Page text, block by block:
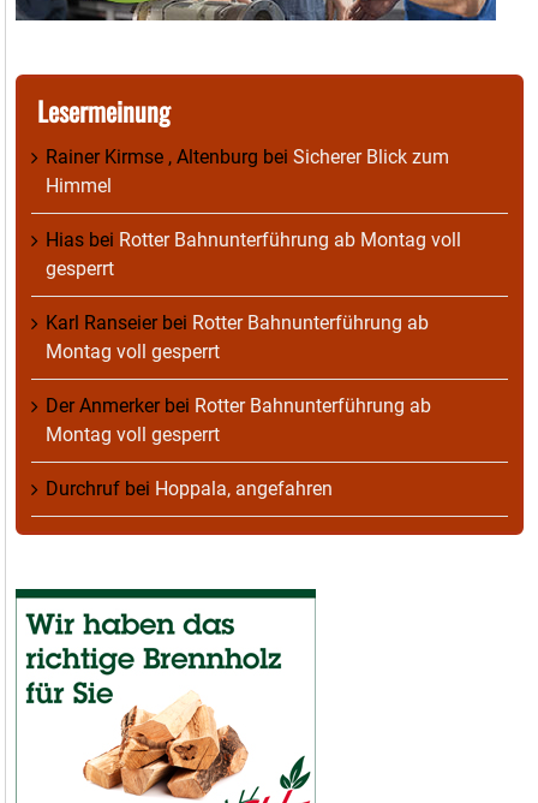
Lesermeinung
Rainer Kirmse , Altenburg bei Sicherer Blick zum
Himmel
Hias bei Rotter Bahnunterführung ab Montag voll
gesperrt
Karl Ranseierbei Rotter Bahnunterführung ab
Montag voll gesperrt
Der Anmerkerbei Rotter Bahnunterführung ab
Montag voll gesperrt
Durchruf bei Hoppala, angefahren